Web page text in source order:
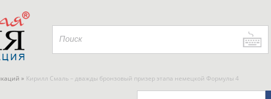
» Кирилл Смаль – дважды бронзовый призер этапа немецкой Формулы 4